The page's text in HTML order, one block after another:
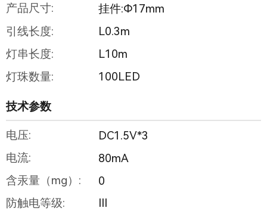
产品尺寸:
挂件:Φ17mm
引线长度:
L0.3m
灯串长度:
L10m
灯珠数量:
100LED
技术参数
电压:
DC1.5V*3
电流:
80mA
含汞量（mg）:
0
防触电等级:
III